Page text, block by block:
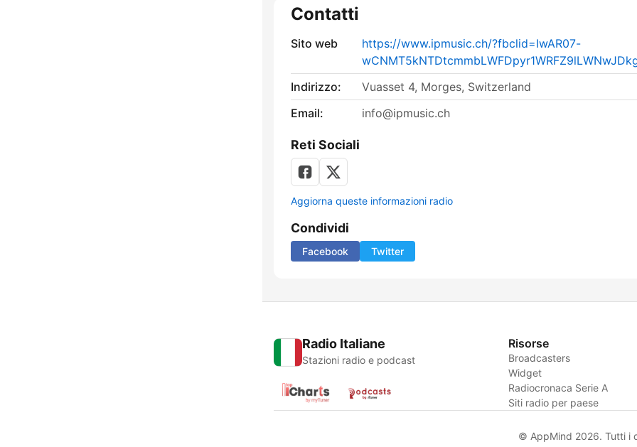
Contatti
Sito web
https://www.ipmusic.ch/?fbclid=IwAR07-
Indirizzo:
Vuasset 4, Morges, Switzerland
Email:
info@ipmusic.ch
Reti Sociali
Aggiorna queste informazioni radio
Condividi
Facebook Twitter
Radio Italiane
Stazioni radio e podcast
Risorse
Broadcasters
Widget
Radiocronaca Serie A
Siti radio per paese
© AppMind 2026. Tutti i